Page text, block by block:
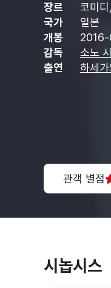
장르
코미
국가
일본
개봉
감독
소노
출연
하세가
관객 별점
시놉시스